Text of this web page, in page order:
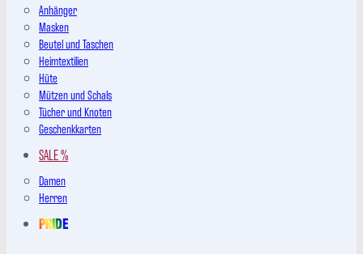
Anhänger
Masken
Beutel und Taschen
Heimtextilien
Hüte
Mützen und Schals
Tücher und Knoten
Geschenkkarten
SALE %
Damen
Herren
PRIDE